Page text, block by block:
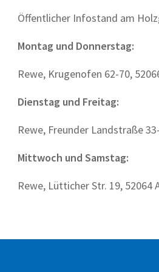
Öffentlicher Infostand am
Montag und Donnerstag:
Rewe, Krugenofen 62-70,
Dienstag und Freitag:
Rewe, Freunder Landstraße
Mittwoch und Samstag:
Rewe, Lütticher Str. 19, 52064